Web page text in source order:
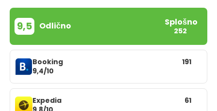
9,5 Odlično Splošno
252
Booking
9,4/10
191
Expedia
61